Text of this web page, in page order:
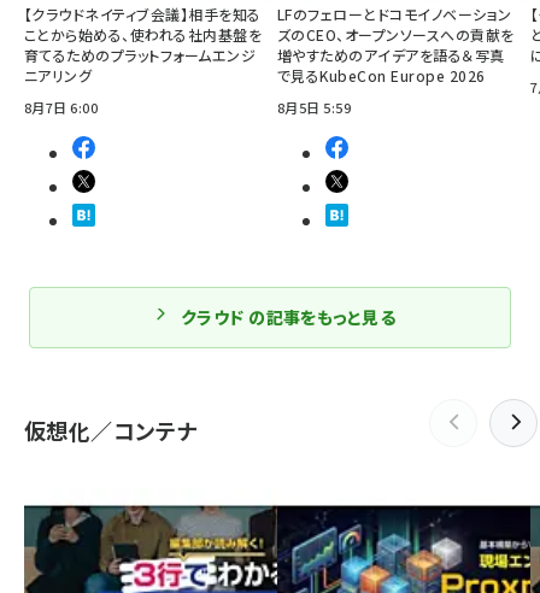
【クラウドネイティブ会議】相手を知る
ことから始める、使われる社内基盤を
育てるためのプラットフォームエンジ
ニアリング
8月7日 6:00
LFのフェローとドコモイノベーション
ズのCEO、オープンソースへの貢献を
増やすためのアイデアを語る＆写真
で見るKubeCon Europe 2026
8月5日 5:59
クラウド の記事をもっと見る
仮想化／コンテナ